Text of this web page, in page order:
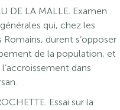
DE LA MALLE. Examen
qui, chez les
Romains, durent s’opposer
de la population, et
dans
Essai sur la